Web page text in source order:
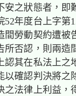
安之狀態者，即
年度台上字第
間勞動契約遭被
所否認，則兩造
認其在私法上之
以確認判決將之
之法律上利益，